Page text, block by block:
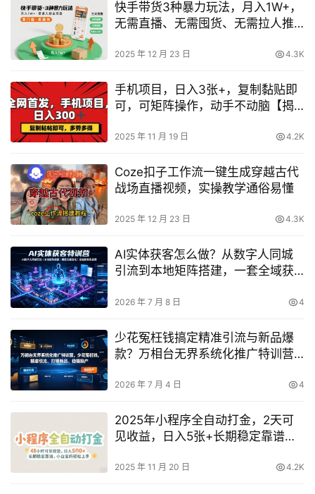
快手带货3种暴力玩法，月入1W+，
无需直播、无需囤货、无需拉人推
2025 年 12 月 23 日 4.3K
手机项目，日入3张+，复制黏贴即
可，可矩阵操作，动手不动脑【揭
2025 年 11 月 19 日 4.2K
Coze扣子工作流一键生成穿越古代
战场直播视频，实操教学通俗易懂
2025 年 12 月 23 日 4.3K
AI实体获客怎么做？从数字人同城
引流到本地矩阵搭建，一套全域获
2026 年 7 月 8 日 4
少花冤枉钱搞定精准引流与新品爆
款？万相台无界系统化推广特训营
2026 年 7 月 4 日 4
2025年小程序全自动打金，2天可
见收益，日入5张+长期稳定靠谱，
2025 年 11 月 20 日 4.2K